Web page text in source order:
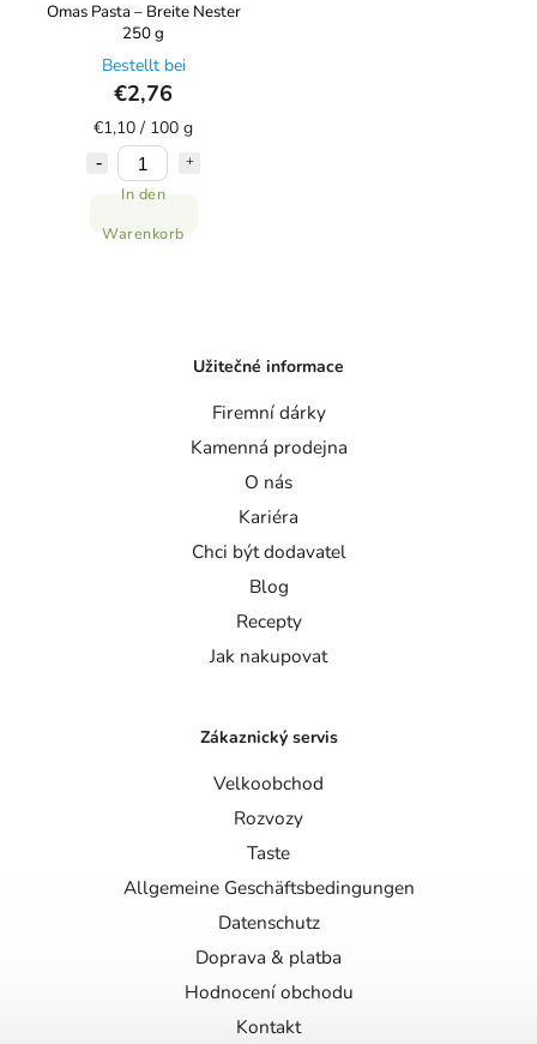
Omas Pasta – Breite Nester
250 g
Bestellt bei
€2,76
€1,10 / 100 g
In den
Warenkorb
Užitečné informace
Firemní dárky
Kamenná prodejna
O nás
Kariéra
Chci být dodavatel
Blog
Recepty
Jak nakupovat
Zákaznický servis
Velkoobchod
Rozvozy
Taste
Allgemeine Geschäftsbedingungen
Datenschutz
Doprava & platba
Hodnocení obchodu
Kontakt